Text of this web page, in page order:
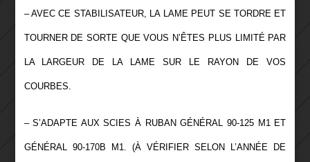
– AVEC CE STABILISATEUR, LA LAME PEUT SE TORDRE ET
TOURNER DE SORTE QUE VOUS N’ÊTES PLUS LIMITÉ PAR
LA LARGEUR DE LA LAME SUR LE RAYON DE VOS
COURBES.
– S’ADAPTE AUX SCIES À RUBAN GÉNÉRAL 90-125 M1 ET
GÉNÉRAL 90-170B M1. (À VÉRIFIER SELON L’ANNÉE DE